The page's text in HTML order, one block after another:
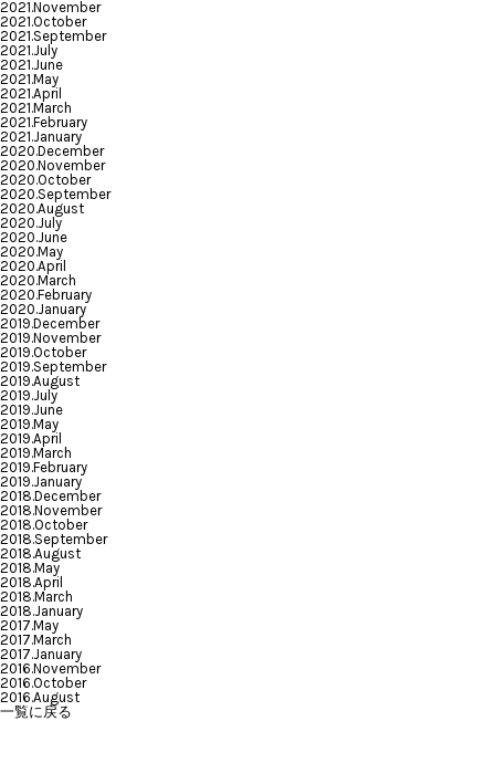
2021.November
2021.October
2021.September
2021.July
2021.June
2021.May
2021.April
2021.March
2021.February
2021.January
2020.December
2020.November
2020.October
2020.September
2020.August
2020.July
2020.June
2020.May
2020.April
2020.March
2020.February
2020.January
2019.December
2019.November
2019.October
2019.September
2019.August
2019.July
2019.June
2019.May
2019.April
2019.March
2019.February
2019.January
2018.December
2018.November
2018.October
2018.September
2018.August
2018.May
2018.April
2018.March
2018.January
2017.May
2017.March
2017.January
2016.November
2016.October
2016.August
一覧に戻る